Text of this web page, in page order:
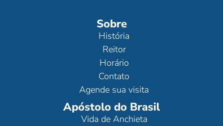
Sobre
História
Reitor
Horário
Contato
Agende sua visita
Apóstolo do Brasil
Vida de Anchieta